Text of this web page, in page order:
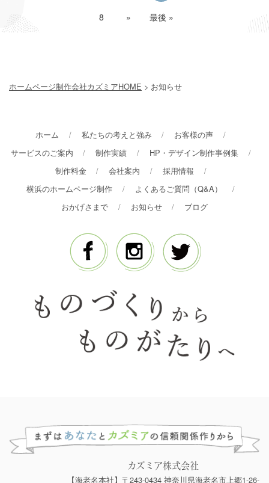
8 » 最後 »
ホームページ制作会社カズミアHOME > お知らせ
ホーム 私たちの考えと強み
お客様の声
サービスのご案内
制作実績
HP・デザイン制作事例集
制作料金
会社案内
採用情報
横浜のホームページ制作
よくあるご質問（Q&A）
おかげさまで
お知らせ ブログ
カズミア株式会社
【海老名本社】〒243-0434 神奈川県海老名市上郷1-26-